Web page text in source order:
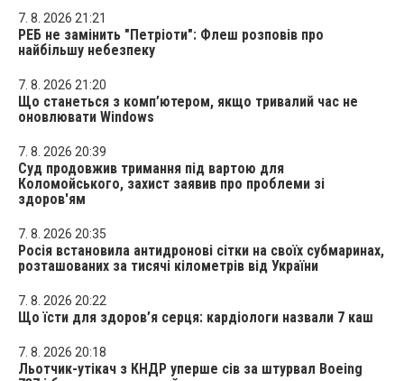
7. 8. 2026 21:21
РЕБ не замінить "Петріоти": Флеш розповів про
найбільшу небезпеку
7. 8. 2026 21:20
Що станеться з комп’ютером, якщо тривалий час не
оновлювати Windows
7. 8. 2026 20:39
Суд продовжив тримання під вартою для
Коломойського, захист заявив про проблеми зі
здоров'ям
7. 8. 2026 20:35
Росія встановила антидронові сітки на своїх субмаринах,
розташованих за тисячі кілометрів від України
7. 8. 2026 20:22
Що їсти для здоров’я серця: кардіологи назвали 7 каш
7. 8. 2026 20:18
Льотчик-утікач з КНДР уперше сів за штурвал Boeing